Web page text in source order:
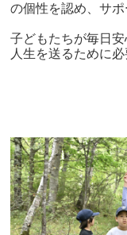
の個性を認め、サポ
子どもたちが毎日
人生を送るために必